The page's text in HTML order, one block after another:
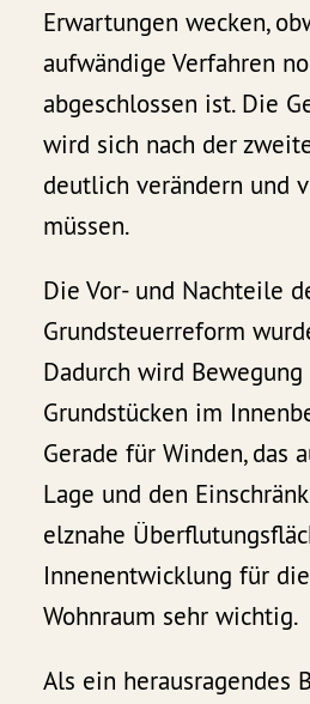
Erwartungen wecken,
aufwändige Verfahren
abgeschlossen ist. Die
wird sich nach der
deutlich verändern und
müssen.
Die Vor- und Nachteile
Grundsteuerreform
Dadurch wird
Grundstücken im
Gerade für Winden, das
Lage und den
elznahe
Innenentwicklung für
Wohnraum sehr wichtig.
Als ein herausragendes